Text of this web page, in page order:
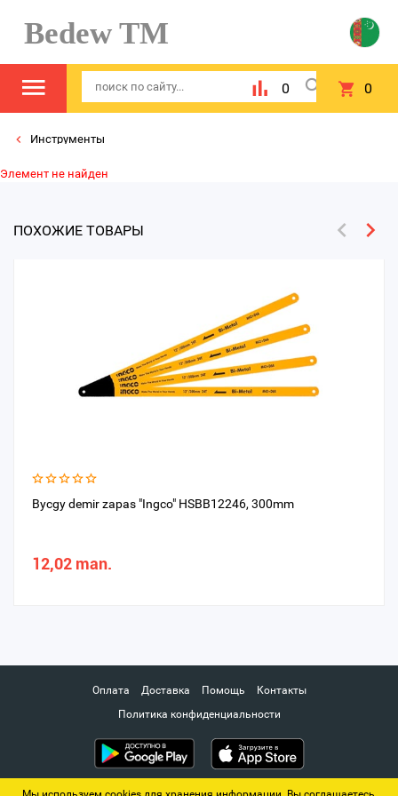
Bedew TM
0 0
Инструменты
Элемент не найден
ПОХОЖИЕ ТОВАРЫ
Bycgy demir zapas "Ingco" HSBB12246, 300mm
12,02 man.
Оплата Доставка Помощь
Контакты
Политика конфиденциальности